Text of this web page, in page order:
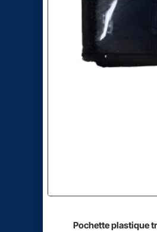
Pochette plastique